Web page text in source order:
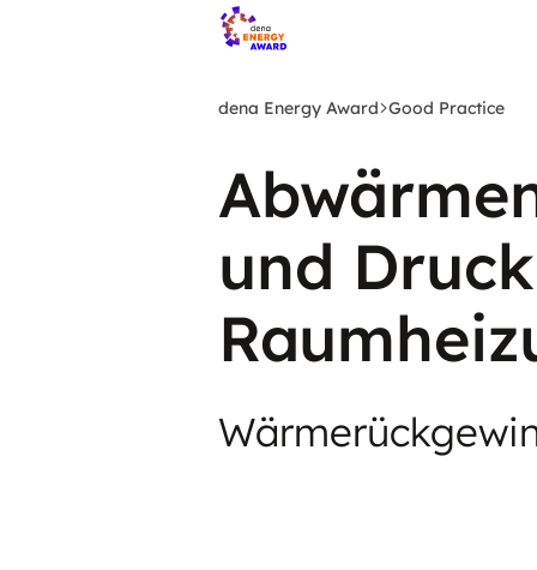
dena Energy Award Good Practice
und